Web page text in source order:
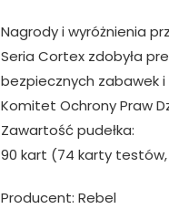
Nagrody i wyróżnienia
Seria Cortex zdobyła
bezpiecznych zabawek i
Komitet Ochrony Praw
Zawartość pudełka:
90 kart (74 karty testów,
Producent: Rebel